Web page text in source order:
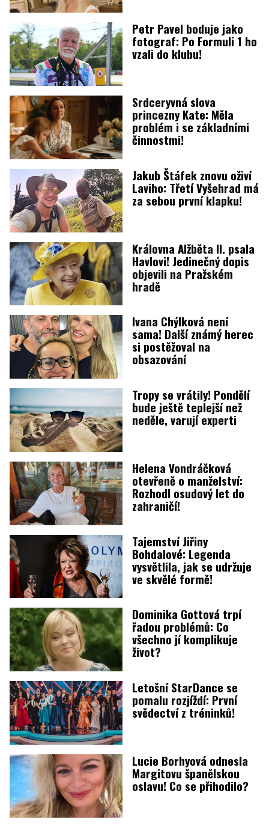
Petr Pavel boduje jako
fotograf: Po Formuli 1 ho
vzali do klubu!
Srdceryvná slova
princezny Kate: Měla
problém i se základními
činnostmi!
Jakub Štáfek znovu oživí
Laviho: Třetí Vyšehrad má
za sebou první klapku!
Královna Alžběta II. psala
Havlovi! Jedinečný dopis
objevili na Pražském
hradě
Ivana Chýlková není
sama! Další známý herec
si postěžoval na
obsazování
Tropy se vrátily! Pondělí
bude ještě teplejší než
neděle, varují experti
Helena Vondráčková
otevřeně o manželství:
Rozhodl osudový let do
zahraničí!
Tajemství Jiřiny
Bohdalové: Legenda
vysvětlila, jak se udržuje
ve skvělé formě!
Dominika Gottová trpí
řadou problémů: Co
všechno jí komplikuje
život?
Letošní StarDance se
pomalu rozjíždí: První
svědectví z tréninků!
Lucie Borhyová odnesla
Margitovu španělskou
oslavu! Co se přihodilo?